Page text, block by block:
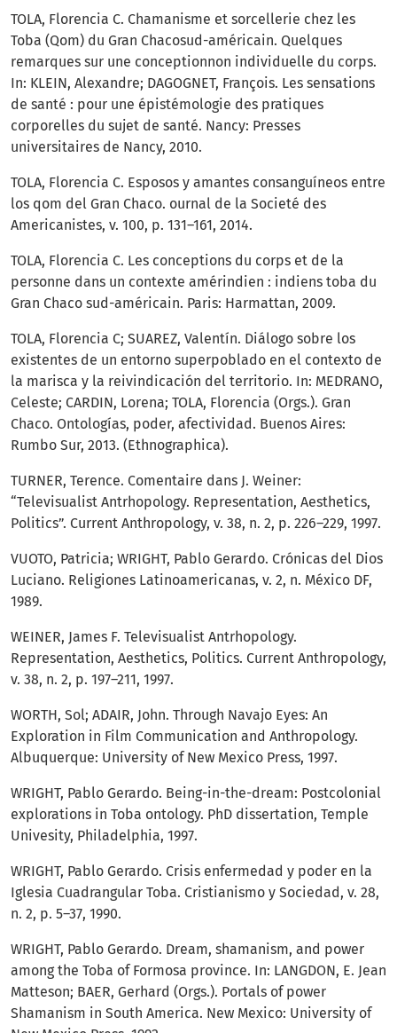
TOLA, Florencia C. Chamanisme et sorcellerie chez les
Toba (Qom) du Gran Chacosud-américain. Quelques
remarques sur une conceptionnon individuelle du corps.
In: KLEIN, Alexandre; DAGOGNET, François. Les sensations
de santé : pour une épistémologie des pratiques
corporelles du sujet de santé. Nancy: Presses
universitaires de Nancy, 2010.
TOLA, Florencia C. Esposos y amantes consanguíneos entre
los qom del Gran Chaco. ournal de la Societé des
Americanistes, v. 100, p. 131–161, 2014.
TOLA, Florencia C. Les conceptions du corps et de la
personne dans un contexte amérindien : indiens toba du
Gran Chaco sud-américain. Paris: Harmattan, 2009.
TOLA, Florencia C; SUAREZ, Valentín. Diálogo sobre los
existentes de un entorno superpoblado en el contexto de
la marisca y la reivindicación del territorio. In: MEDRANO,
Celeste; CARDIN, Lorena; TOLA, Florencia (Orgs.). Gran
Chaco. Ontologías, poder, afectividad. Buenos Aires:
Rumbo Sur, 2013. (Ethnographica).
TURNER, Terence. Comentaire dans J. Weiner:
“Televisualist Antrhopology. Representation, Aesthetics,
Politics”. Current Anthropology, v. 38, n. 2, p. 226–229, 1997.
VUOTO, Patricia; WRIGHT, Pablo Gerardo. Crónicas del Dios
Luciano. Religiones Latinoamericanas, v. 2, n. México DF,
1989.
WEINER, James F. Televisualist Antrhopology.
Representation, Aesthetics, Politics. Current Anthropology,
v. 38, n. 2, p. 197–211, 1997.
WORTH, Sol; ADAIR, John. Through Navajo Eyes: An
Exploration in Film Communication and Anthropology.
Albuquerque: University of New Mexico Press, 1997.
WRIGHT, Pablo Gerardo. Being-in-the-dream: Postcolonial
explorations in Toba ontology. PhD dissertation, Temple
Univesity, Philadelphia, 1997.
WRIGHT, Pablo Gerardo. Crisis enfermedad y poder en la
Iglesia Cuadrangular Toba. Cristianismo y Sociedad, v. 28,
n. 2, p. 5–37, 1990.
WRIGHT, Pablo Gerardo. Dream, shamanism, and power
among the Toba of Formosa province. In: LANGDON, E. Jean
Matteson; BAER, Gerhard (Orgs.). Portals of power
Shamanism in South America. New Mexico: University of